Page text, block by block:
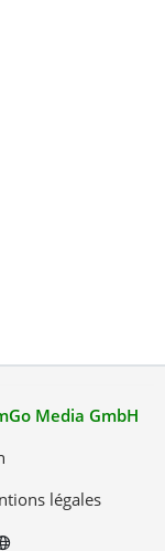
Media GmbH
légales